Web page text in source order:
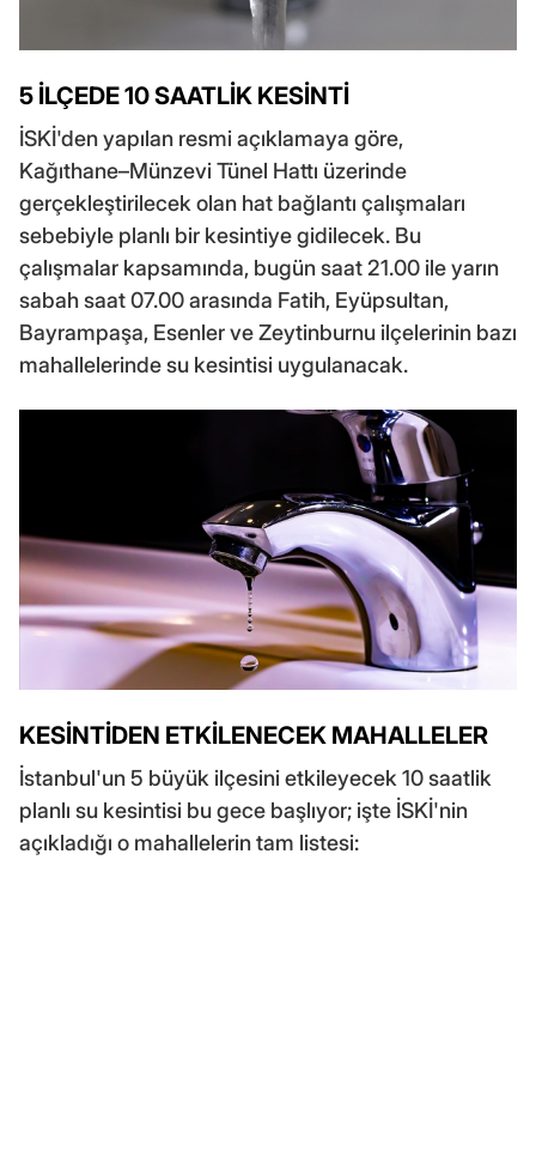
5 İLÇEDE 10 SAATLİK KESİNTİ
İSKİ'den yapılan resmi açıklamaya göre,
Kağıthane–Münzevi Tünel Hattı üzerinde
gerçekleştirilecek olan hat bağlantı çalışmaları
sebebiyle planlı bir kesintiye gidilecek. Bu
çalışmalar kapsamında, bugün saat 21.00 ile yarın
sabah saat 07.00 arasında Fatih, Eyüpsultan,
Bayrampaşa, Esenler ve Zeytinburnu ilçelerinin bazı
mahallelerinde su kesintisi uygulanacak.
KESİNTİDEN ETKİLENECEK MAHALLELER
İstanbul'un 5 büyük ilçesini etkileyecek 10 saatlik
planlı su kesintisi bu gece başlıyor; işte İSKİ'nin
açıkladığı o mahallelerin tam listesi: